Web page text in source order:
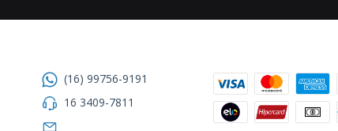
(16) 99756-9191
16 3409-7811